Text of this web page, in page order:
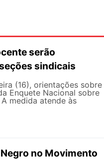
serão
sindicais
(16), orientações sobre
Enquete Nacional sobre
medida atende às
no Movimento